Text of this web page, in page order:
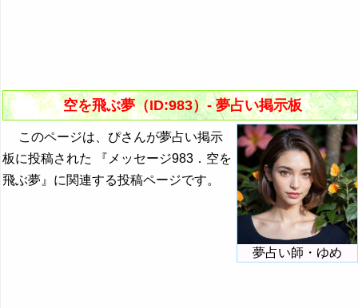
空を飛ぶ夢（ID:983）- 夢占い掲示板
夢占い師・ゆめ
このページは、ぴさんが夢占い掲示
板に投稿された 『メッセージ983．空を
飛ぶ夢』に関連する投稿ページです。